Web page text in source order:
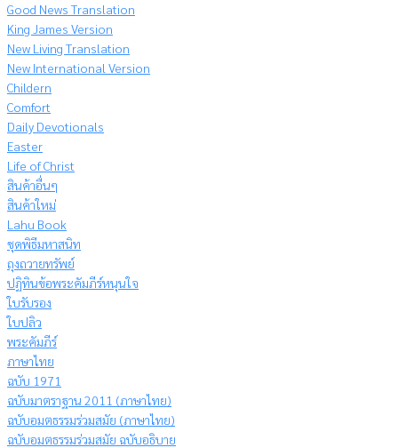
Good News Translation
King James Version
New Living Translation
New International Version
Childern
Comfort
Daily Devotionals
Easter
Life of Christ
สินค้าอื่นๆ
สินค้าใหม่
Lahu Book
ชุดพิธีมหาสนิท
ถุงถวายทรัพย์
ปฏิทินข้อพระคัมภีร์หนุนใจ
ใบรับรอง
ใบปลิว
พระคัมภีร์
ภาษาไทย
ฉบับ 1971
ฉบับมาตราฐาน 2011 (ภาษาไทย)
ฉบับอมตธรรมร่วมสมัย (ภาษาไทย)
ฉบับอมตธรรมร่วมสมัย ฉบับอธิบาย